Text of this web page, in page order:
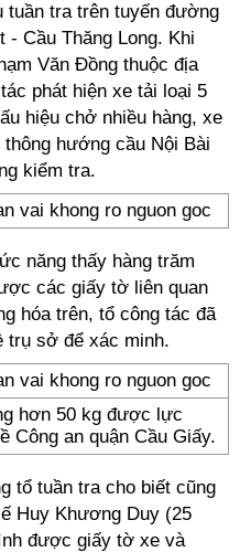
tuần tra trên tuyến đường
- Cầu Thăng Long. Khi
Văn Đồng thuộc địa
phát hiện xe tải loại 5
hiệu chở nhiều hàng, xe
hướng cầu Nội Bài
kiểm tra.
năng thấy hàng trăm
các giấy tờ liên quan
hóa trên, tổ công tác đã
trụ sở để xác minh.
hơn 50 kg được lực
Công an quận Cầu Giấy.
tổ tuần tra cho biết cũng
Huy Khương Duy (25
được giấy tờ xe và